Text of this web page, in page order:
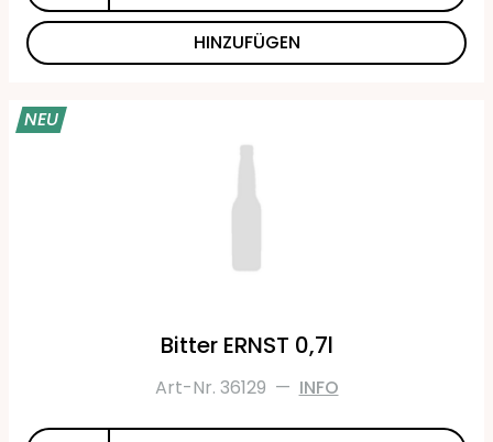
HINZUFÜGEN
NEU
Bitter ERNST 0,7l
Art-Nr. 36129 — INFO